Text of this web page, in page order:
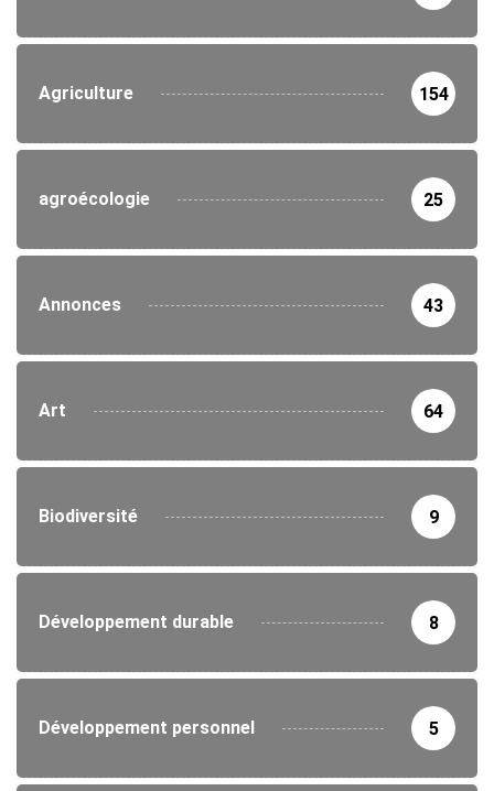
Agriculture 154
agroécologie 25
Annonces 43
Art 64
Biodiversité 9
Développement durable 8
Développement personnel 5